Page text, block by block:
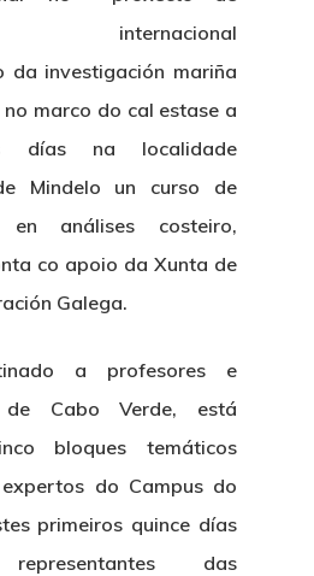
internacional
da investigación mariña
no marco do cal estase a
días na localidade
Mindelo un curso de
en análises costeiro,
co apoio da Xunta de
Galega.
a profesores e
de Cabo Verde, está
bloques temáticos
do Campus do
primeiros quince días
das